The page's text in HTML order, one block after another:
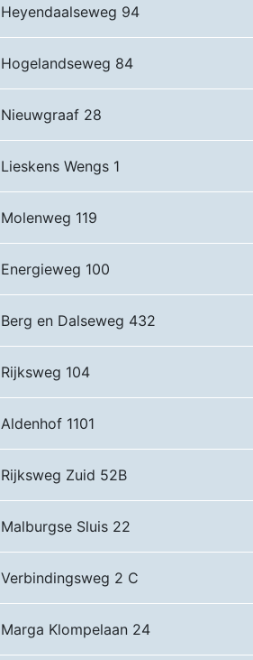
Heyendaalseweg 94
Hogelandseweg 84
Nieuwgraaf 28
Lieskens Wengs 1
Molenweg 119
Energieweg 100
Berg en Dalseweg 432
Rijksweg 104
Aldenhof 1101
Rijksweg Zuid 52B
Malburgse Sluis 22
Verbindingsweg 2 C
Marga Klompelaan 24